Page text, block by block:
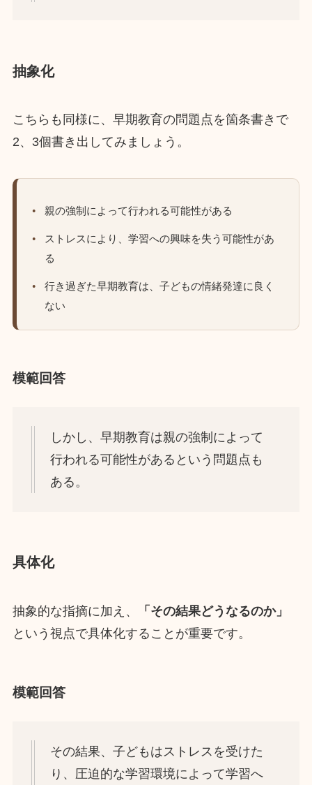
抽象化
こちらも同様に、早期教育の問題点を箇条書きで
2、3個書き出してみましょう。
親の強制によって行われる可能性がある
ストレスにより、学習への興味を失う可能性があ
る
行き過ぎた早期教育は、子どもの情緒発達に良く
ない
模範回答
しかし、早期教育は親の強制によって
行われる可能性があるという問題点も
ある。
具体化
抽象的な指摘に加え、
「その結果どうなるのか」
という視点で具体化することが重要です。
模範回答
その結果、子どもはストレスを受けた
り、圧迫的な学習環境によって学習へ